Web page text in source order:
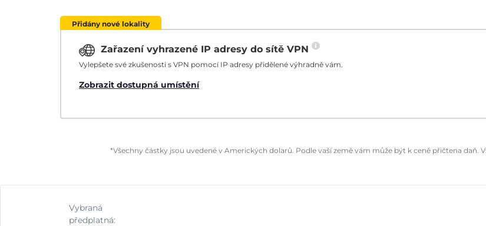
Přidány nové lokality
Zařazení vyhrazené IP adresy do sítě VPN
Vylepšete své zkušenosti s VPN pomocí IP adresy přidělené výhradně vám.
Zobrazit dostupná umístění
*Všechny částky jsou uvedené v Amerických dolarů. Podle vaší země vám může být k ceně přičtena daň.
Vybraná
předplatná: